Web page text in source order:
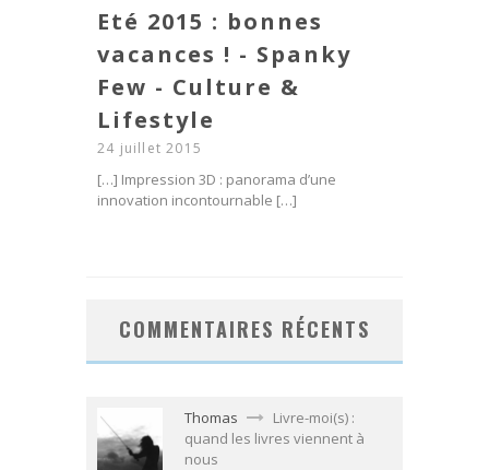
Eté 2015 : bonnes
vacances ! - Spanky
Few - Culture &
Lifestyle
24 juillet 2015
[…] Impression 3D : panorama d’une
innovation incontournable […]
COMMENTAIRES RÉCENTS
Thomas
Livre-moi(s) :
quand les livres viennent à
nous